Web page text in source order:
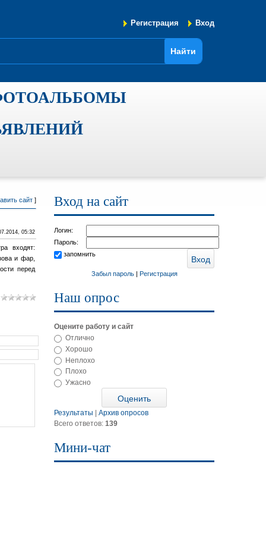
Регистрация Вход
сайт ]
05:32
входят:
и фар,
перед
Вход на сайт
Логин:
Пароль:
запомнить
Забыл пароль| Регистрация
Наш опрос
Оцените работу и сайт
Отлично
Хорошо
Неплохо
Плохо
Ужасно
Результаты
Архив опросов
Всего ответов: 139
Мини-чат